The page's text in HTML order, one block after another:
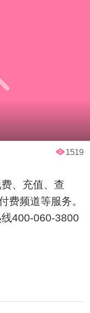
1519
、充值、查
费频道等服务。
400-060-3800